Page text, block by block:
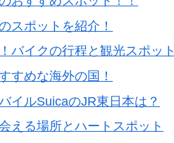
スポットを紹介！
バイクの行程と観光スポット
すめな海外の国！
イルSuicaのJR東日本は？
える場所とハートスポット